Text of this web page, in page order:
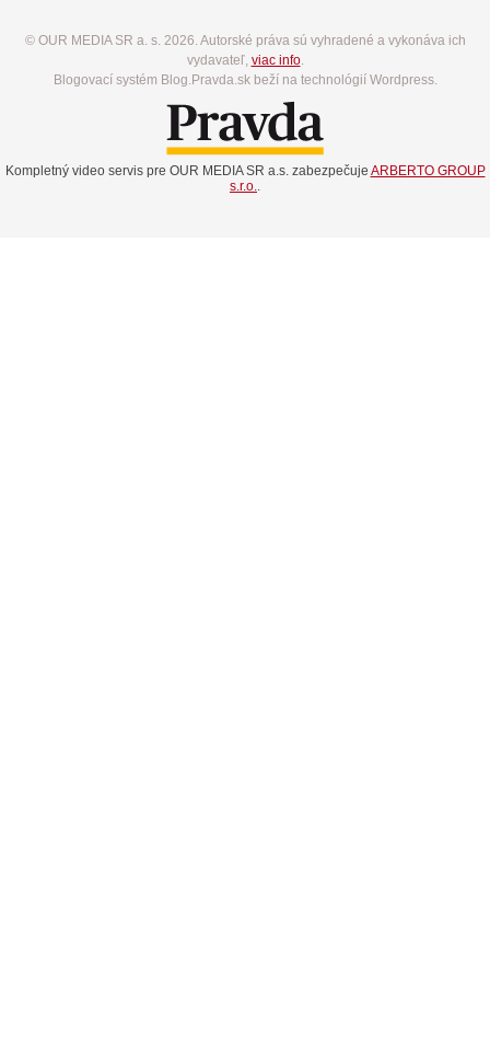
© OUR MEDIA SR a. s. 2026. Autorské práva sú vyhradené a vykonáva ich
vydavateľ, viac info.
Blogovací systém Blog.Pravda.sk beží na technológií Wordpress.
Kompletný video servis pre OUR MEDIA SR a.s. zabezpečuje ARBERTO GROUP
s.r.o..